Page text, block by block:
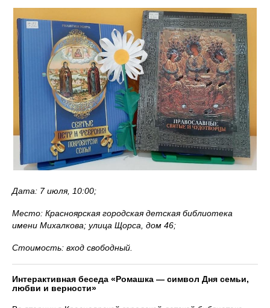
Дата: 7 июля, 10:00;
Место: Красноярская городская детская библиотека
имени Михалкова; улица Щорса, дом 46;
Стоимость: вход свободный.
Интерактивная беседа «Ромашка — символ Дня семьи,
любви и верности»